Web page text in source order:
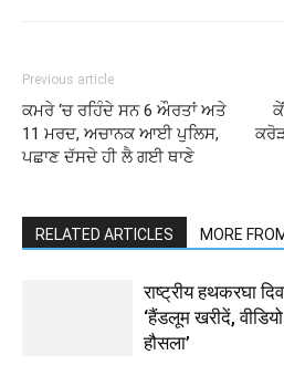
Previous article
ਕਮਰੇ ‘ਚ ਰਹਿੰਦੇ ਸਨ 6 ਔਰਤਾਂ ਅਤੇ
11 ਮਰਦ, ਅਚਾਨਕ ਆਈ ਪੁਲਿਸ,
ਪਛਾਣ ਦੱਸਦੇ ਹੀ ਲੈ ਗਈ ਥਾਣੇ
RELATED ARTICLES MORE
राष्ट्रीय हथकरघा
‘हैंडलूम खरीदें,
हौसला’